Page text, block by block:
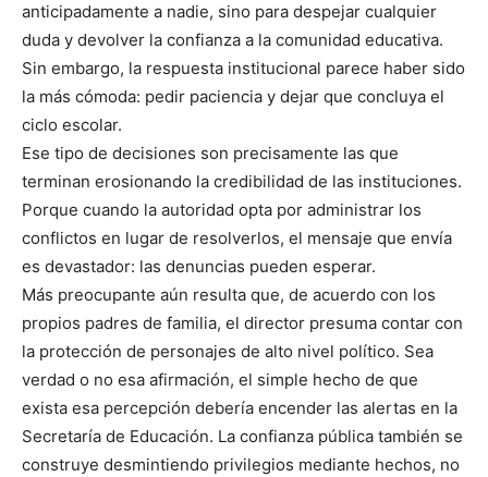
anticipadamente a nadie, sino para despejar cualquier
duda y devolver la confianza a la comunidad educativa.
Sin embargo, la respuesta institucional parece haber sido
la más cómoda: pedir paciencia y dejar que concluya el
ciclo escolar.
Ese tipo de decisiones son precisamente las que
terminan erosionando la credibilidad de las instituciones.
Porque cuando la autoridad opta por administrar los
conflictos en lugar de resolverlos, el mensaje que envía
es devastador: las denuncias pueden esperar.
Más preocupante aún resulta que, de acuerdo con los
propios padres de familia, el director presuma contar con
la protección de personajes de alto nivel político. Sea
verdad o no esa afirmación, el simple hecho de que
exista esa percepción debería encender las alertas en la
Secretaría de Educación. La confianza pública también se
construye desmintiendo privilegios mediante hechos, no